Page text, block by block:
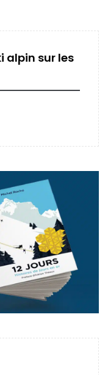
alpin sur les